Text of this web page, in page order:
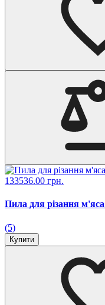
133536.00 грн.
Пила для різання
(5)
Купити